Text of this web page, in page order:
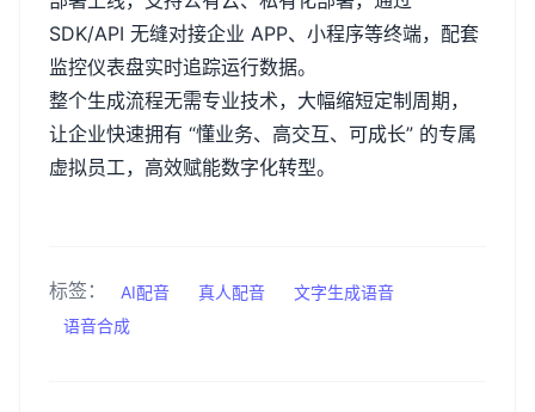
SDK/API 无缝对接企业 APP、小程序等终端，配套
监控仪表盘实时追踪运行数据。
整个生成流程无需专业技术，大幅缩短定制周期，
让企业快速拥有 “懂业务、高交互、可成长” 的专属
虚拟员工，高效赋能数字化转型。
标签： AI配音 真人配音
文字生成语音
语音合成